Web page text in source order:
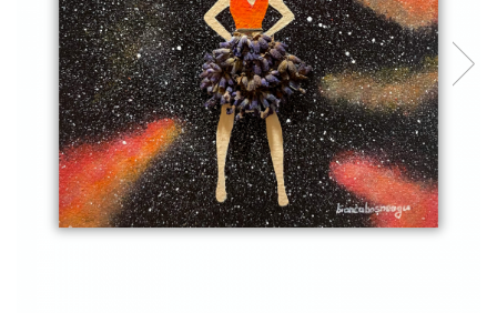
Pictate